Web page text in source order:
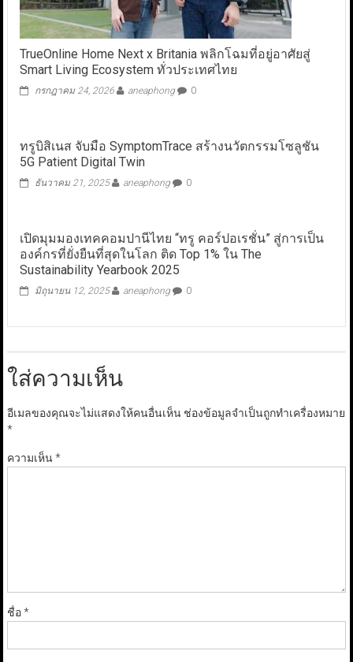
TrueOnline Home Next x Britania พลิกโฉมที่อยู่อาศัยสู่
Smart Living Ecosystem ทั่วประเทศไทย
กรกฎาคม 24, 2026 aneaphong 0
ทรูบิสิเนส จับมือ SymptomTrace สร้างนวัตกรรมโซลูชัน
5G Patient Digital Twin
ธันวาคม 21, 2025 aneaphong 0
เปิดมุมมองเทคคอมปานีไทย “ทรู คอร์ปอเรชั่น” สู่การเป็น
องค์กรที่ยั่งยืนที่สุดในโลก ติด Top 1% ใน The
Sustainability Yearbook 2025
มิถุนายน 12, 2025 aneaphong 0
ใส่ความเห็น
อีเมลของคุณจะไม่แสดงให้คนอื่นเห็น ช่องข้อมูลจำเป็นถูกทำเครื่องหมาย
*
ความเห็น*
ชื่อ*